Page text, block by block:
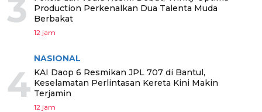
3
Production Perkenalkan Dua Talenta Muda
Berbakat
12 jam
4
NASIONAL
KAI Daop 6 Resmikan JPL 707 di Bantul,
Keselamatan Perlintasan Kereta Kini Makin
Terjamin
12 jam